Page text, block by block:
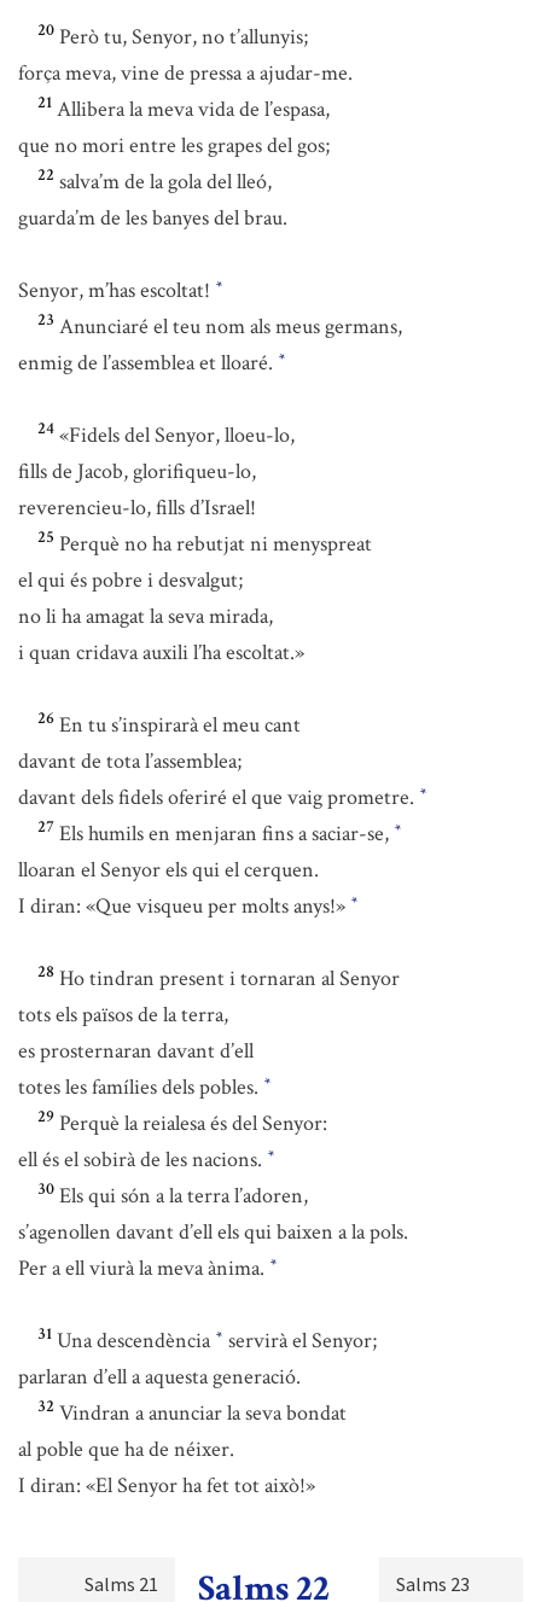
20 Però tu, Senyor, no t’allunyis;
força meva, vine de pressa a ajudar-me.
21 Allibera la meva vida de l’espasa,
que no mori entre les grapes del gos;
22 salva’m de la gola del lleó,
guarda’m de les banyes del brau.
Senyor, m’has escoltat! *
23 Anunciaré el teu nom als meus germans,
enmig de l’assemblea et lloaré. *
24 «Fidels del Senyor, lloeu-lo,
fills de Jacob, glorifiqueu-lo,
reverencieu-lo, fills d’Israel!
25 Perquè no ha rebutjat ni menyspreat
el qui és pobre i desvalgut;
no li ha amagat la seva mirada,
i quan cridava auxili l’ha escoltat.»
26 En tu s’inspirarà el meu cant
davant de tota l’assemblea;
davant dels fidels oferiré el que vaig prometre. *
27 Els humils en menjaran fins a saciar-se, *
lloaran el Senyor els qui el cerquen.
I diran: «Que visqueu per molts anys!» *
28 Ho tindran present i tornaran al Senyor
tots els països de la terra,
es prosternaran davant d’ell
totes les famílies dels pobles. *
29 Perquè la reialesa és del Senyor:
ell és el sobirà de les nacions. *
30 Els qui són a la terra l’adoren,
s’agenollen davant d’ell els qui baixen a la pols.
Per a ell viurà la meva ànima. *
31 Una descendència * servirà el Senyor;
parlaran d’ell a aquesta generació.
32 Vindran a anunciar la seva bondat
al poble que ha de néixer.
I diran: «El Senyor ha fet tot això!»
Salms 21 Salms 22 Salms 23